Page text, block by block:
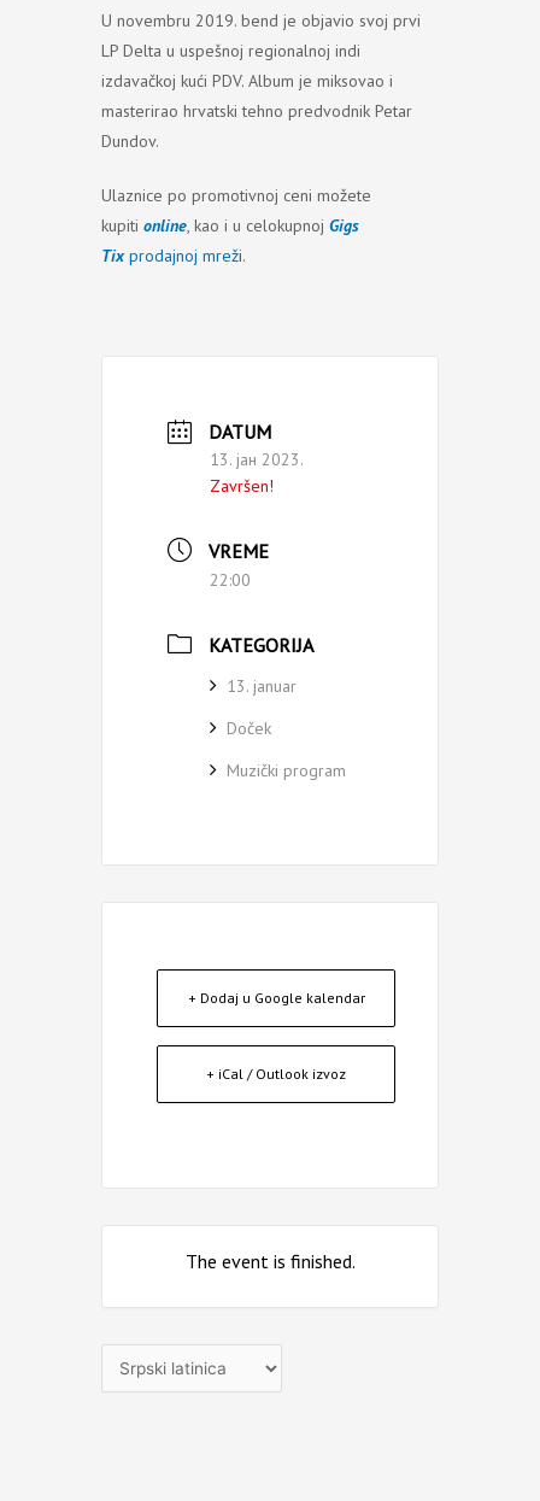
U novembru 2019. bend je objavio svoj prvi
LP Delta u uspešnoj regionalnoj indi
izdavačkoj kući PDV. Album je miksovao i
masterirao hrvatski tehno predvodnik Petar
Dundov.
Ulaznice po promotivnoj ceni možete
kupiti online , kao i u celokupnoj Gigs
Tixprodajnoj mreži.
DATUM
13. јан 2023.
Završen!
VREME
22:00
KATEGORIJA
13. januar
Doček
Muzički program
+ Dodaj u Google kalendar
+ iCal / Outlook izvoz
The event is finished.